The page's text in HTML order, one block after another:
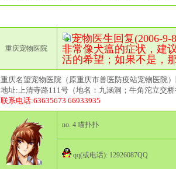
重庆宠物医院
宠物医生回复(2006-9-
非常像犬瘟的症状，建
活的希望；如果不是，
重庆名望宠物医院（原重庆市兽医防疫站宠物医院
地址:上清寺路111号（地名：九涵洞；牛角沱立交
联系电话:63635673 66933935
no. 4 喵扑扑
qq(或电话): 12926087QQ